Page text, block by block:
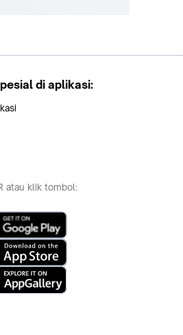
di aplikasi:
atau klik tombol: